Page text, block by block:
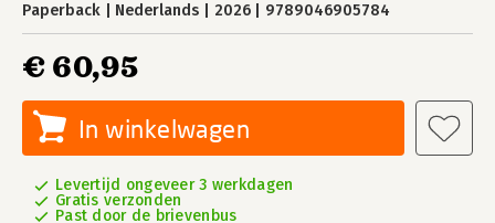
Paperback Nederlands 2026 9789046905784
€ 60,95
In winkelwagen
Levertijd ongeveer 3 werkdagen
Gratis verzonden
Past door de brievenbus